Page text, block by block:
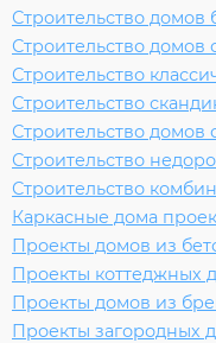
Строительство домов
Строительство домов
Строительство
Строительство
Строительство домов
Строительство
Строительство
Каркасные дома
Проекты домов из
Проекты коттеджных
Проекты домов из
Проекты загородных